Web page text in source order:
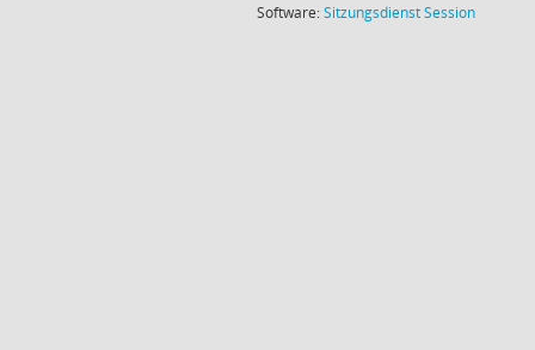
Software:SitzungsdienstSession(Wird in